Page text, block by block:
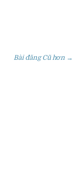
Bài đăng Cũ hơn →